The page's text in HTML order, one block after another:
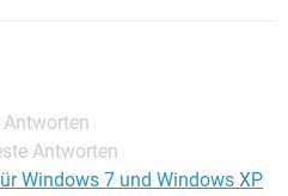
Antworten
Antworten
Windows 7 und Windows XP